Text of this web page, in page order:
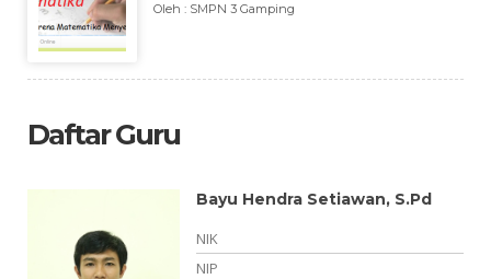
Oleh : SMPN 3 Gamping
Daftar Guru
Bayu Hendra Setiawan, S.Pd
NIK
NIP